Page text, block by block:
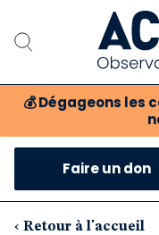
💰 Dégageons les
Notre
Faire un don
‹ Retour à l'accueil